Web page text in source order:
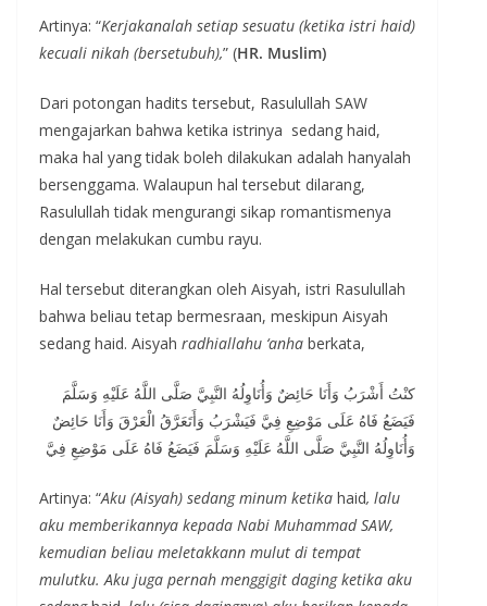
Artinya: “Kerjakanalah setiap sesuatu (ketika istri haid)
kecuali nikah (bersetubuh),” (HR. Muslim)
Dari potongan hadits tersebut, Rasulullah SAW
mengajarkan bahwa ketika istrinya sedang haid,
maka hal yang tidak boleh dilakukan adalah hanyalah
bersenggama. Walaupun hal tersebut dilarang,
Rasulullah tidak mengurangi sikap romantismenya
dengan melakukan cumbu rayu.
Hal tersebut diterangkan oleh Aisyah, istri Rasulullah
bahwa beliau tetap bermesraan, meskipun Aisyah
sedang haid. Aisyah radhiallahu ‘anha berkata,
كنْتُ أَشْرَبُ وَأَنَا حَائِضٌ وَأُنَاوِلُهُ النَّبِيَّ صَلَّى اللَّهُ عَلَيْهِ وَسَلَّمَ
فَيَضَعُ فَاهُ عَلَى مَوْضِعِ فِيَّ فَيَشْرَبُ وَأَتَعَرَّقُ الْعَرْقَ وَأَنَا حَائِضٌ
وَأُنَاوِلُهُ النَّبِيَّ صَلَّى اللَّهُ عَلَيْهِ وَسَلَّمَ فَيَضَعُ فَاهُ عَلَى مَوْضِعِ فِيَّ
Artinya: “Aku (Aisyah) sedang minum ketika haid, lalu
aku memberikannya kepada Nabi Muhammad SAW,
kemudian beliau meletakkann mulut di tempat
mulutku. Aku juga pernah menggigit daging ketika aku